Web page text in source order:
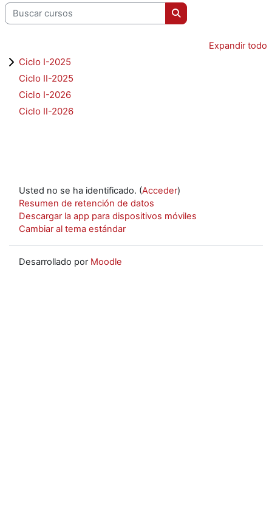
Buscar cursos
Buscar cursos
Expandir todo
Ciclo I-2025
Ciclo II-2025
Ciclo I-2026
Ciclo II-2026
Usted no se ha identificado. (Acceder)
Resumen de retención de datos
Descargar la app para dispositivos móviles
Cambiar al tema estándar
Desarrollado por Moodle